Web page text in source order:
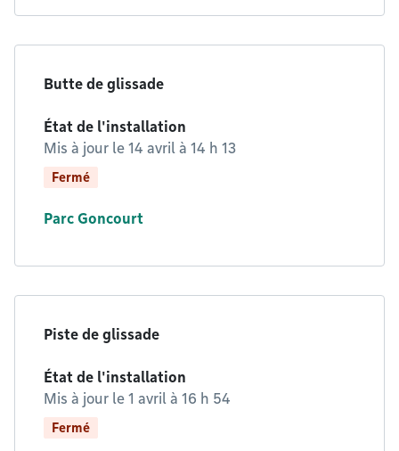
Butte de glissade
État de l'installation
Mis à jour le 14 avril à 14 h 13
Fermé
Parc Goncourt
Piste de glissade
État de l'installation
Mis à jour le 1 avril à 16 h 54
Fermé